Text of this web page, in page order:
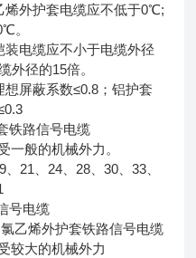
烯外护套电缆应不低于0℃;
。
电缆应不小于电缆外径
外径的15倍。
屏蔽系数≤0.8；铝护套
铁路信号电缆
一般的机械外力。
21、24、28、30、33、
号电缆
乙烯外护套铁路信号电缆
较大的机械外力